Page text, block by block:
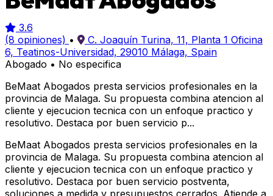
3.6
(8 opiniones) •
C. Joaquín Turina, 11, Planta 1 Oficina
6, Teatinos-Universidad, 29010 Málaga, Spain
Abogado • No especifica
BeMaat Abogados presta servicios profesionales en la
provincia de Malaga. Su propuesta combina atencion al
cliente y ejecucion tecnica con un enfoque practico y
resolutivo. Destaca por buen servicio p...
BeMaat Abogados presta servicios profesionales en la
provincia de Malaga. Su propuesta combina atencion al
cliente y ejecucion tecnica con un enfoque practico y
resolutivo. Destaca por buen servicio postventa,
soluciones a medida y presupuestos cerrados. Atiende a